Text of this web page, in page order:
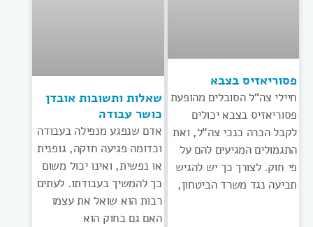
פסוריאזיס בצבא
חיילי צה“ל הסובלים מהופעת
פסוריאזיס בצבא יכולים
לקבל הכרה כנכי צה“ל, ואת
התגמולים המגיעים להם על
פי חוק. לצורך כך יש להגיש
תביעה נגד משרד הביטחון,
שאלות ותשובות אובדן
כושר עבודה
אדם שנפגע מנפילה בעבודה
וכדומה פגיעה חזקה, גופנית
או נפשית, ואינו יכול משום
כך להמשיך בעבודתו. לעתים
רבות הוא שואל את עצמו
האם גם בחוק הוא